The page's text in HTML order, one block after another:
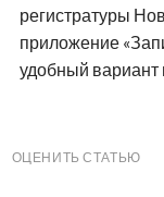
регистратуры
приложение
удобный вариант
ОЦЕНИТЬ СТАТЬЮ